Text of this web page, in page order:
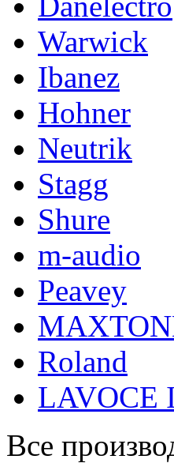
Warwick
Ibanez
Hohner
Neutrik
Stagg
Shure
m-audio
Peavey
Roland
LAVOCE
Все